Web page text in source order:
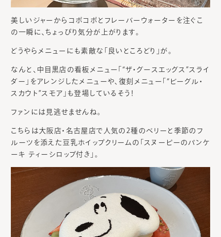
美しいジャーからコポコポとフレーバーウォーターを注ぐこ
の一瞬に、ちょっぴり気分が上がります。
どうやらメニューにも素敵な「良いところどり」が。
なんと、中目黒店の看板メニュー「“ザ・グースエッグス”スライ
ダー」をアレンジしたメニューや、復刻メニュー「“ビーグル・
スカウト”スモア」も登場しているそう！
ファンには見逃せませんね。
こちらは大阪店・名古屋店で人気の2種のベリーと季節のフ
ルーツを添えた豆乳ホイップクリームの「スヌーピーのパンケ
ーキ ティーシロップ付き」。